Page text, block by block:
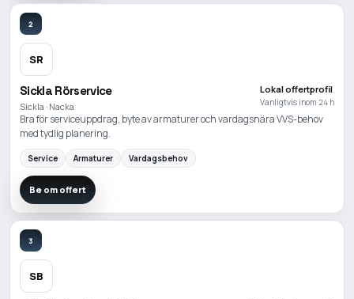
2
SR
Sickla Rörservice
Sickla · Nacka
Lokal offertprofil
Vanligtvis inom 24 h
Bra för serviceuppdrag, byte av armaturer och vardagsnära VVS-behov
med tydlig planering.
Service Armaturer Vardagsbehov
Be om offert
3
SB